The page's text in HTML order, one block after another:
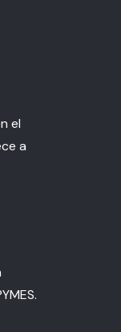
el
a